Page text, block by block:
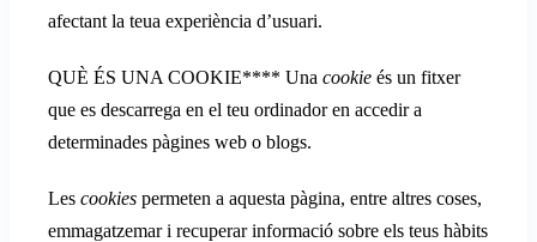
afectant la teua experiència d’usuari.
QUÈ ÉS UNA COOKIE**** Una cookie és un fitxer
que es descarrega en el teu ordinador en accedir a
determinades pàgines web o blogs.
Les cookies permeten a aquesta pàgina, entre altres coses,
emmagatzemar i recuperar informació sobre els teus hàbits